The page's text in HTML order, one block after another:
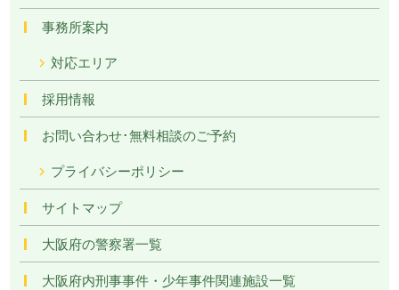
事務所案内
対応エリア
採用情報
お問い合わせ･無料相談のご予約
プライバシーポリシー
サイトマップ
大阪府の警察署一覧
大阪府内刑事事件・少年事件関連施設一覧